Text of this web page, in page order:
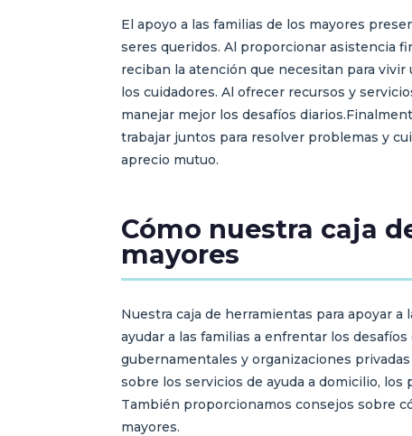
El apoyo a las familias de los mayores
seres queridos. Al proporcionar asistencia
reciban la atención que necesitan para vivir
los cuidadores. Al ofrecer recursos y
manejar mejor los desafíos
trabajar juntos para resolver problemas y
aprecio mutuo.
Cómo nuestra caja
mayores
Nuestra caja de herramientas para apoyar
ayudar a las familias a enfrentar los
gubernamentales y organizaciones
sobre los servicios de ayuda a domicilio,
También proporcionamos consejos sobre
mayores.